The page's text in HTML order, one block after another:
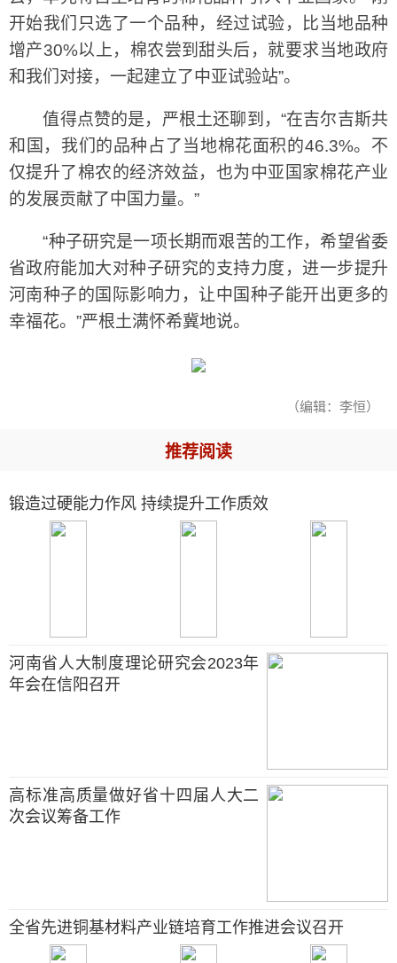
开始我们只选了一个品种，经过试验，比当地品种
增产30%以上，棉农尝到甜头后，就要求当地政府
和我们对接，一起建立了中亚试验站”。
值得点赞的是，严根土还聊到，“在吉尔吉斯共
和国，我们的品种占了当地棉花面积的46.3%。不
仅提升了棉农的经济效益，也为中亚国家棉花产业
的发展贡献了中国力量。”
“种子研究是一项长期而艰苦的工作，希望省委
省政府能加大对种子研究的支持力度，进一步提升
河南种子的国际影响力，让中国种子能开出更多的
幸福花。”严根土满怀希冀地说。
（编辑：李恒）
推荐阅读
锻造过硬能力作风 持续提升工作质效
河南省人大制度理论研究会2023年
年会在信阳召开
高标准高质量做好省十四届人大二
次会议筹备工作
全省先进铜基材料产业链培育工作推进会议召开